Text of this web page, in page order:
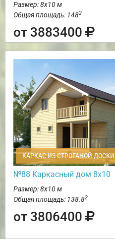
Размер: 8х10 м
Общая площадь: 1482
от 3883400
КАРКАС ИЗ СТРОГАНОЙ ДОСКИ
№88 Каркасный дом 8х10
Размер: 8х10 м
Общая площадь: 138.82
от 3806400